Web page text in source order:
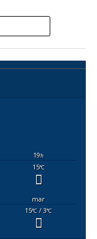
19h
15°C
mar
15°C / 3°C